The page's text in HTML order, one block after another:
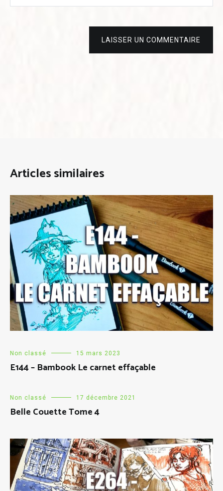
LAISSER UN COMMENTAIRE
Articles similaires
Non classé 15 mars 2023
E144 – Bambook Le carnet effaçable
Non classé 17 décembre 2021
Belle Couette Tome 4